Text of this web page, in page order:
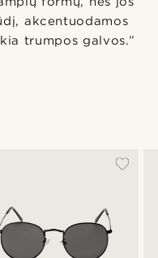
akcentuodamos
trumpos galvos.”